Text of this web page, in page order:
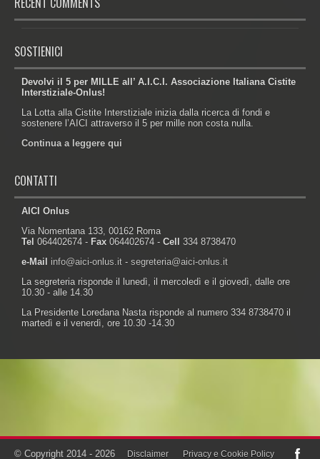
SOSTIENICI
Devolvi il 5 per MILLE all’ A.I.C.I. Associazione Italiana Cistite
Interstiziale-Onlus!
La Lotta alla Cistite Interstiziale inizia dalla ricerca di fondi e
sostenere l’AICI attraverso il 5 per mille non costa nulla.
Continua a leggere qui
CONTATTI
AICI Onlus
Via Nomentana 133, 00162 Roma
Tel 064402674 - Fax 064402674 - Cell 334 8738470
e-Mail info@aici-onlus.it - segreteria@aici-onlus.it
La segreteria risponde il lunedì, il mercoledì e il giovedì, dalle ore
10.30 - alle 14.30
La Presidente Loredana Nasta risponde al numero 334 8738470 il
martedì e il venerdì, ore 10.30 -14.30
Disclaimer Privacy e Cookie Policy
© Copyright 2014 - 2026